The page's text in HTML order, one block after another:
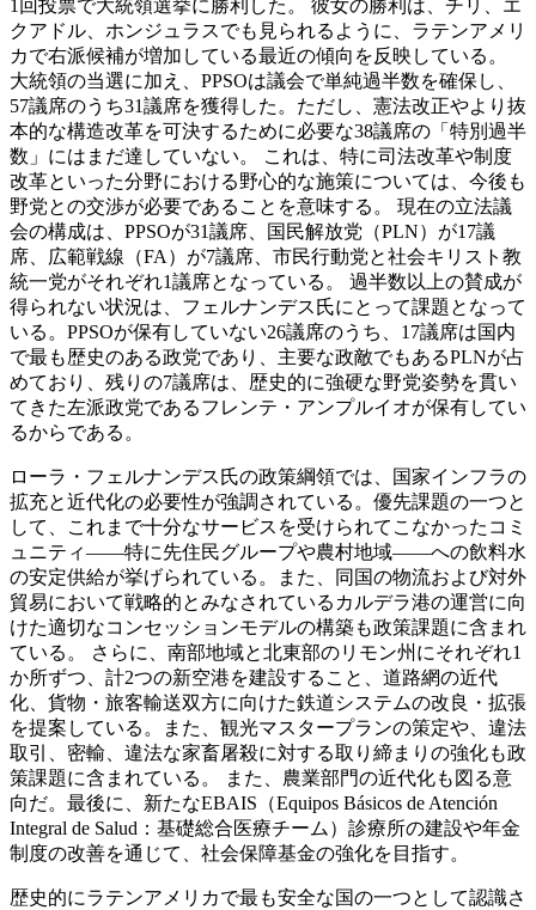
1回投票で大統領選挙に勝利した。 彼女の勝利は、チリ、エ
クアドル、ホンジュラスでも見られるように、ラテンアメリ
カで右派候補が増加している最近の傾向を反映している。
大統領の当選に加え、PPSOは議会で単純過半数を確保し、
57議席のうち31議席を獲得した。ただし、憲法改正やより抜
本的な構造改革を可決するために必要な38議席の「特別過半
数」にはまだ達していない。 これは、特に司法改革や制度
改革といった分野における野心的な施策については、今後も
野党との交渉が必要であることを意味する。 現在の立法議
会の構成は、PPSOが31議席、国民解放党（PLN）が17議
席、広範戦線（FA）が7議席、市民行動党と社会キリスト教
統一党がそれぞれ1議席となっている。 過半数以上の賛成が
得られない状況は、フェルナンデス氏にとって課題となって
いる。PPSOが保有していない26議席のうち、17議席は国内
で最も歴史のある政党であり、主要な政敵でもあるPLNが占
めており、残りの7議席は、歴史的に強硬な野党姿勢を貫い
てきた左派政党であるフレンテ・アンプルイオが保有してい
るからである。
ローラ・フェルナンデス氏の政策綱領では、国家インフラの
拡充と近代化の必要性が強調されている。優先課題の一つと
して、これまで十分なサービスを受けられてこなかったコミ
ュニティ――特に先住民グループや農村地域――への飲料水
の安定供給が挙げられている。また、同国の物流および対外
貿易において戦略的とみなされているカルデラ港の運営に向
けた適切なコンセッションモデルの構築も政策課題に含まれ
ている。 さらに、南部地域と北東部のリモン州にそれぞれ1
か所ずつ、計2つの新空港を建設すること、道路網の近代
化、貨物・旅客輸送双方に向けた鉄道システムの改良・拡張
を提案している。また、観光マスタープランの策定や、違法
取引、密輸、違法な家畜屠殺に対する取り締まりの強化も政
策課題に含まれている。 また、農業部門の近代化も図る意
向だ。最後に、新たなEBAIS（Equipos Básicos de Atención
Integral de Salud：基礎総合医療チーム）診療所の建設や年金
制度の改善を通じて、社会保障基金の強化を目指す。
歴史的にラテンアメリカで最も安全な国の一つとして認識さ